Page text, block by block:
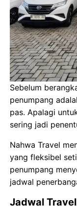
Sebelum
penumpang
pas. Apalagi
sering jadi
Nahwa Travel
yang fleksibel
penumpang
jadwal
Jadwal